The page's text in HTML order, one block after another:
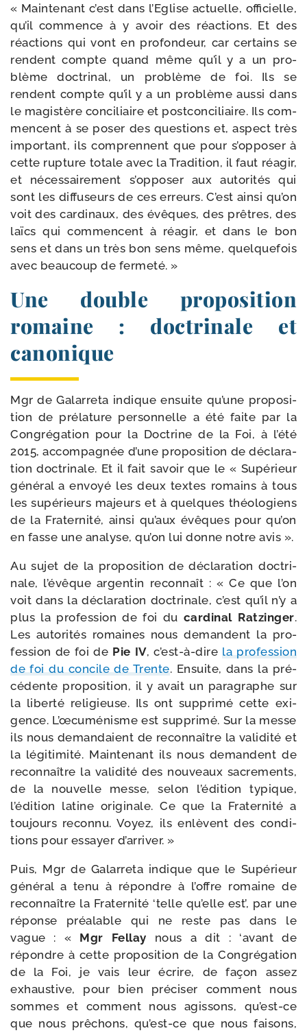
« Maintenant c’est dans l’Eglise actuelle, offi­cielle,
qu’il com­mence à y avoir des réac­tions. Et des
réac­tions qui vont en pro­fon­deur, car cer­tains se
rendent compte quand même qu’il y a un pro­
blème doc­tri­nal, un pro­blème de foi. Ils se
rendent compte qu’il y a un pro­blème aus­si dans
le magis­tère conci­liaire et post­con­ci­liaire. Ils com­
mencent à se poser des ques­tions et, aspect très
impor­tant, ils com­prennent que pour s’opposer à
cette rup­ture totale avec la Tradition, il faut réagir,
et néces­sai­re­ment s’opposer aux auto­ri­tés qui
sont les dif­fu­seurs de ces erreurs. C’est ain­si qu’on
voit des car­di­naux, des évêques, des prêtres, des
laïcs qui com­mencent à réagir, et dans le bon
sens et dans un très bon sens même, quel­que­fois
avec beau­coup de fermeté. »
Une double proposition
romaine : doctrinale et
canonique
Mgr de Galarreta indique ensuite qu’une pro­po­si­
tion de pré­la­ture per­son­nelle a été faite par la
Congrégation pour la Doctrine de la Foi, à l’été
2015, accom­pa­gnée d’une pro­po­si­tion de décla­ra­
tion doc­tri­nale. Et il fait savoir que le « Supérieur
géné­ral a envoyé les deux textes romains à tous
les supé­rieurs majeurs et à quelques théo­lo­giens
de la Fraternité, ain­si qu’aux évêques pour qu’on
en fasse une ana­lyse, qu’on lui donne notre avis ».
Au sujet de la pro­po­si­tion de décla­ra­tion doc­tri­
nale, l’évêque argen­tin recon­naît : « Ce que l’on
voit dans la décla­ra­tion doc­tri­nale, c’est qu’il n’y a
plus la pro­fes­sion de foi du car­di­nal Ratzinger.
Les auto­ri­tés romaines nous demandent la pro­
fes­sion de foi de Pie IV, c’est-à-dire la pro­fes­sion
de foi du concile de Trente. Ensuite, dans la pré­
cé­dente pro­po­si­tion, il y avait un para­graphe sur
la liber­té reli­gieuse. Ils ont sup­pri­mé cette exi­
gence. L’œcuménisme est sup­pri­mé. Sur la messe
ils nous deman­daient de recon­naître la vali­di­té et
la légi­ti­mi­té. Maintenant ils nous demandent de
recon­naître la vali­di­té des nou­veaux sacre­ments,
de la nou­velle messe, selon l’édition typique,
l’édition latine ori­gi­nale. Ce que la Fraternité a
tou­jours recon­nu. Voyez, ils enlèvent des condi­
tions pour essayer d’arriver. »
Puis, Mgr de Galarreta indique que le Supérieur
géné­ral a tenu à répondre à l’offre romaine de
recon­naître la Fraternité ‘telle qu’elle est’, par une
réponse préa­lable qui ne reste pas dans le
vague : « Mgr Fellay nous a dit : ‘avant de
répondre à cette pro­po­si­tion de la Congrégation
de la Foi, je vais leur écrire, de façon assez
exhaus­tive, pour bien pré­ci­ser com­ment nous
sommes et com­ment nous agis­sons, qu’est-ce
que nous prê­chons, qu’est-ce que nous fai­sons,